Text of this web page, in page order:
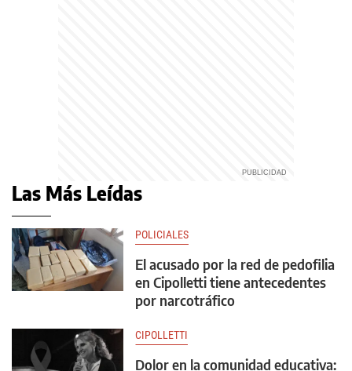
Las Más Leídas
POLICIALES
El acusado por la red de pedofilia
en Cipolletti tiene antecedentes
por narcotráfico
CIPOLLETTI
Dolor en la comunidad educativa: